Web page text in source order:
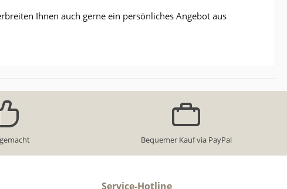
Ihnen auch gerne ein persönliches Angebot aus
Bequemer Kauf via PayPal
Service-Hotline